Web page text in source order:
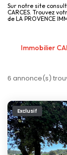
Créer
Sur notre site
CARCES. Trouvez
de LA PROVENCE
Immobilier
6 annonce(s)
Exclusif